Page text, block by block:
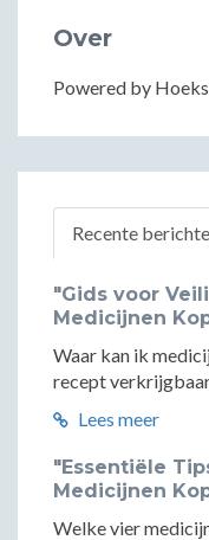
Over
Powered by
Recente
"Gids voor
Medicijnen
Waar kan ik
recept
Lees meer
"Essentiële
Medicijnen
Welke vier